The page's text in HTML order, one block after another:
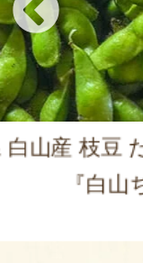
ちゃ豆
茶農園』